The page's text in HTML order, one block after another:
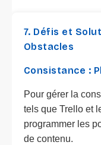
7. Défis et
Obstacles
Consistance :
Pour gérer la
tels que Trello et
programmer les
de contenu.